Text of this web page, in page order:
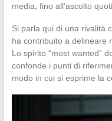
media, fino all’ascolto
Si parla qui di una rivalità
ha contribuito a delineare
Lo spirito “most wanted”
confonde i punti di
modo in cui si esprime la